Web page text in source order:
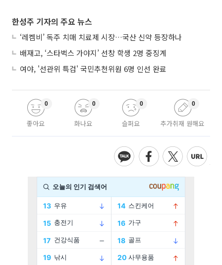
한성주 기자의 주요 뉴스
‘레켐비’ 독주 치매 치료제 시장…국산 신약 등장하나
배재고, ‘스타벅스 가야지’ 선창 학생 2명 중징계
여야, '선관위 특검' 국민추천위원 6명 인선 완료
좋아요
0
화나요
0
슬퍼요
0
추가취재 원해요
0